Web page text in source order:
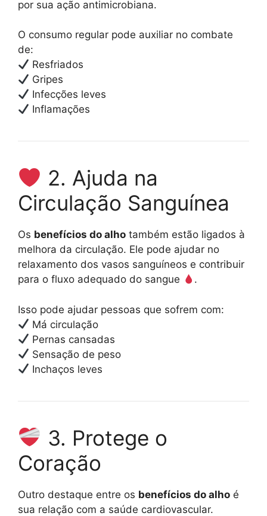
por sua ação antimicrobiana.
O consumo regular pode auxiliar no combate
de:
Resfriados
Gripes
Infecções leves
Inflamações
2. Ajuda na
Circulação Sanguínea
Os benefícios do alho também estão ligados à
melhora da circulação. Ele pode ajudar no
relaxamento dos vasos sanguíneos e contribuir
para o fluxo adequado do sangue
.
Isso pode ajudar pessoas que sofrem com:
Má circulação
Pernas cansadas
Sensação de peso
Inchaços leves
3. Protege o
Coração
Outro destaque entre os benefícios do alho é
sua relação com a saúde cardiovascular.